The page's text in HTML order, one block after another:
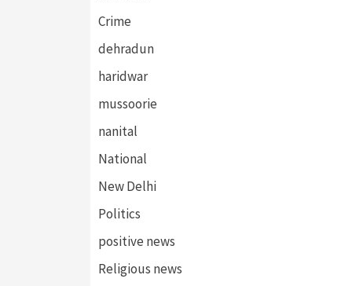
Crime
dehradun
haridwar
mussoorie
nanital
National
New Delhi
Politics
positive news
Religious news